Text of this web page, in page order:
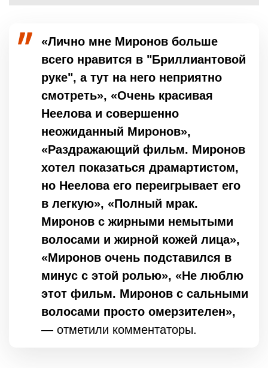
«Лично мне Миронов больше
всего нравится в "Бриллиантовой
руке", а тут на него неприятно
смотреть», «Очень красивая
Неелова и совершенно
неожиданный Миронов»,
«Раздражающий фильм. Миронов
хотел показаться драмартистом,
но Неелова его переигрывает его
в легкую», «Полный мрак.
Миронов с жирными немытыми
волосами и жирной кожей лица»,
«Миронов очень подставился в
минус с этой ролью», «Не люблю
этот фильм. Миронов с сальными
волосами просто омерзителен»,
— отметили комментаторы.